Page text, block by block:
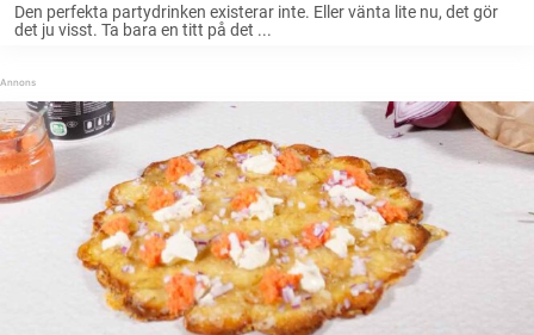
Den perfekta partydrinken existerar inte. Eller vänta lite nu, det gör
det ju visst. Ta bara en titt på det ...